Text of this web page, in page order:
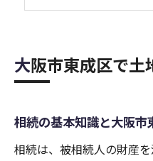
専門家に相談
土地評価のポイン
路線価と公示
東成区特有の
大阪市東成区で
相続の基本知識と大阪市
相続は、被相続人の財産